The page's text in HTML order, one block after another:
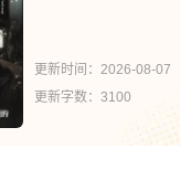
更新时间：2026-08-07
更新字数：3100